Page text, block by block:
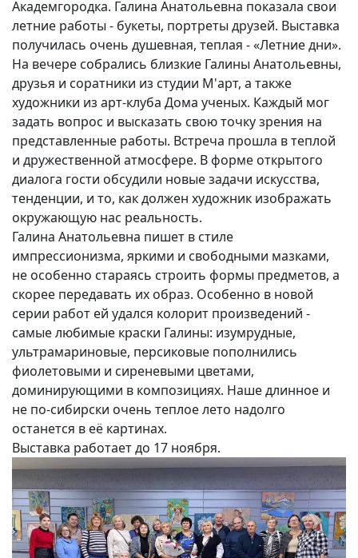
Вакансии
Академгородка. Галина Анатольевна показала свои
летние работы - букеты, портреты друзей. Выставка
получилась очень душевная, теплая - «Летние дни».
На вечере собрались близкие Галины Анатольевны,
друзья и соратники из студии M'арт, а также
художники из арт-клуба Дома ученых. Каждый мог
задать вопрос и высказать свою точку зрения на
представленные работы. Встреча прошла в теплой
и дружественной атмосфере. В форме открытого
диалога гости обсудили новые задачи искусства,
тенденции, и то, как должен художник изображать
окружающую нас реальность.
Галина Анатольевна пишет в стиле
импрессионизма, яркими и свободными мазками,
не особенно стараясь строить формы предметов, а
скорее передавать их образ. Особенно в новой
серии работ ей удался колорит произведений -
самые любимые краски Галины: изумрудные,
ультрамариновые, персиковые пополнились
фиолетовыми и сиреневыми цветами,
доминирующими в композициях. Наше длинное и
не по-сибирски очень теплое лето надолго
останется в её картинах.
Выставка работает до 17 ноября.